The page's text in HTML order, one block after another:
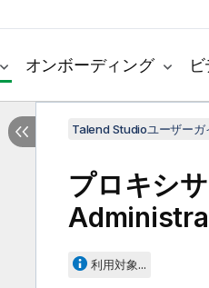
オンボーディング
Talend Studioユーザーガ
プロキシ
利用対象...